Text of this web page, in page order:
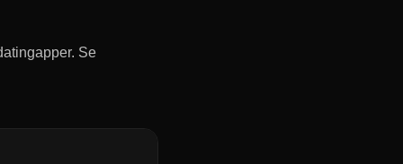
Se